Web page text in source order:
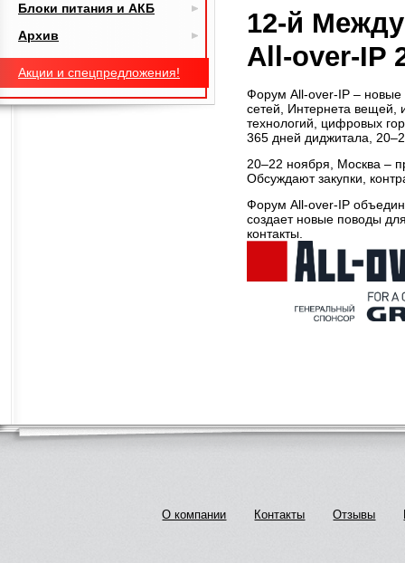
12-й
All-over-IP
Форум All-over-IP – новые
сетей, Интернета вещей,
технологий, цифровых
365 дней диджитала,
20–22 ноября, Москва –
Обсуждают закупки,
Форум All-over-IP
создает новые поводы
контакты.
Блоки питания и АКБ
Архив
Акции и спецпредложения!
О компании Контакты Отзывы